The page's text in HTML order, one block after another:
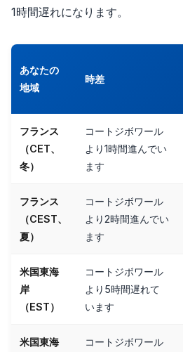
1時間遅れになります。
あなたの
地域
時差
フランス
（CET、
冬）
コートジボワール
より1時間進んでい
ます
フランス
（CEST、
夏）
コートジボワール
より2時間進んでい
ます
米国東海
岸
（EST）
コートジボワール
より5時間遅れて
います
米国東海
コートジボワール